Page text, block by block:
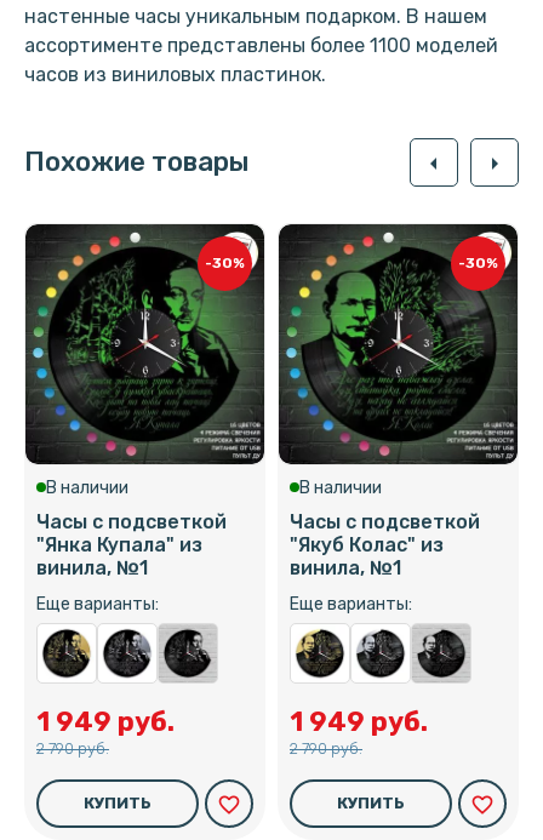
настенные часы уникальным подарком. В нашем
ассортименте представлены более 1100 моделей
часов из виниловых пластинок.
Похожие товары arrow_left arrow_right
-30%
В наличии
Часы с подсветкой
"Янка Купала" из
винила, №1
Еще варианты:
1 949 руб.
2 790 руб.
КУПИТЬ favorite_border
-30%
В наличии
Часы с подсветкой
"Якуб Колас" из
винила, №1
Еще варианты:
1 949 руб.
2 790 руб.
КУПИТЬ favorite_border